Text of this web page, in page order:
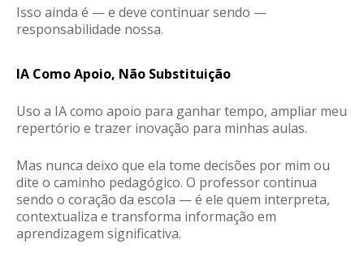
Isso ainda é — e deve continuar sendo —
responsabilidade nossa.
IA Como Apoio, Não Substituição
Uso a IA como apoio para ganhar tempo, ampliar meu
repertório e trazer inovação para minhas aulas.
Mas nunca deixo que ela tome decisões por mim ou
dite o caminho pedagógico. O professor continua
sendo o coração da escola — é ele quem interpreta,
contextualiza e transforma informação em
aprendizagem significativa.